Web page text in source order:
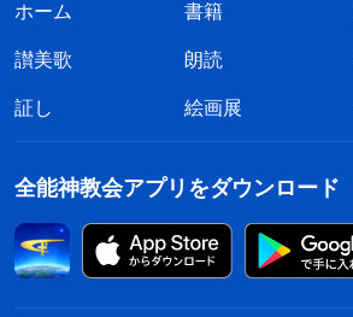
ホーム 書籍
讃美歌
朗読
証し
絵画展
全能神教会アプリをダウンロード